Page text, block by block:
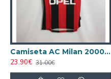
Camiseta AC Milan 2000/2001 Local Retro
23.90€ 31.00€